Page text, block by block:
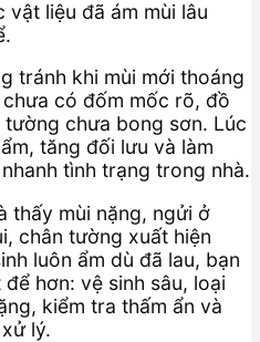
liệu đã ám mùi lâu
tránh khi mùi mới thoáng
có đốm mốc rõ, đồ
chưa bong sơn. Lúc
tăng đối lưu và làm
tình trạng trong nhà.
thấy mùi nặng, ngửi ở
chân tường xuất hiện
luôn ẩm dù đã lau, bạn
hơn: vệ sinh sâu, loại
kiểm tra thấm ẩn và
lý.